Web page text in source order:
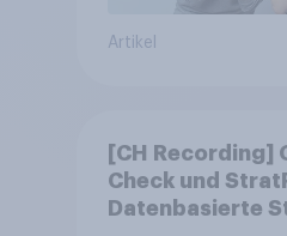
Artikel
[CH Recording]
Check und
Datenbasierte